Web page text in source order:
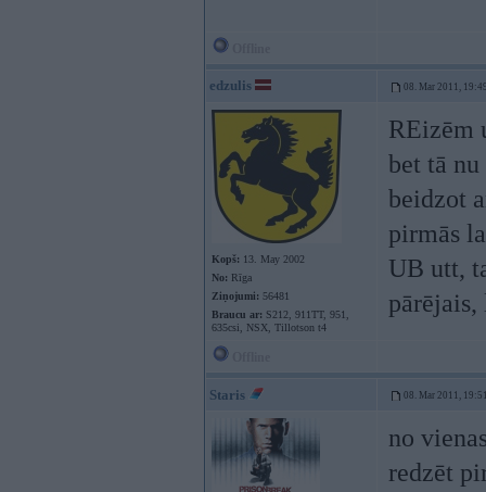
edzulis 08. Mar 2011,
Kopš: 13. May 2002
No: Rīga
Ziņojumi: 56481
Braucu ar: S212, 911TT, 951,
635csi, NSX, Tillotson t4
REizēm
bet tā
beidzot
pirmās
UB utt,
Staris 08. Mar 2011,
no
redzēt